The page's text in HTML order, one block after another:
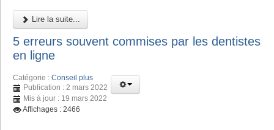
Lire la suite...
5 erreurs souvent commises par les dentistes
en ligne
Catégorie : Conseil plus
Publication : 2 mars 2022
Mis à jour : 19 mars 2022
Affichages : 2466